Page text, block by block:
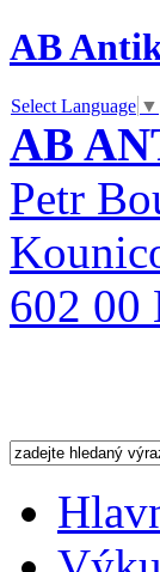
AB
Select Language ▼
AB
Petr
602 00